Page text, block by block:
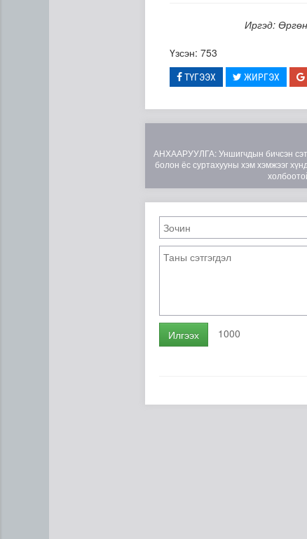
ЦАГ АГААР:
Иргэд:
Үзсэн: 753
ТҮГЭЭХ ЖИРГЭХ
АНХААРУУЛГА: Уншигчдын бичсэн
болон ёс суртахууны хэм хэмжээг
Илгээх 1000